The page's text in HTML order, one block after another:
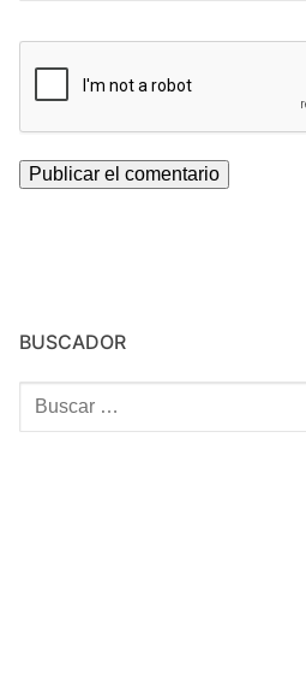
BUSCADOR
Buscar: